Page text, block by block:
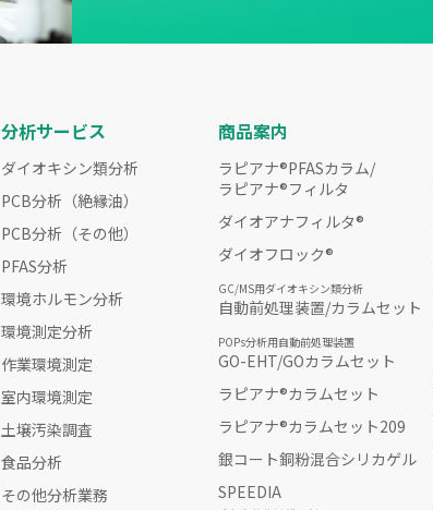
分析サービス
ダイオキシン類分析
PCB分析（絶縁油）
PCB分析（その他）
PFAS分析
環境ホルモン分析
環境測定分析
作業環境測定
室内環境測定
土壌汚染調査
食品分析
その他分析業務
商品案内
ラピアナ®PFASカラム/
ラピアナ®フィルタ
ダイオアナフィルタ®
ダイオフロック®
GC/MS用ダイオキシン類分析
自動前処理装置/カラムセット
POPs分析用自動前処理装置
GO-EHT/GOカラムセット
ラピアナ®カラムセット
ラピアナ®カラムセット209
銀コート銅粉混合シリカゲル
SPEEDIA